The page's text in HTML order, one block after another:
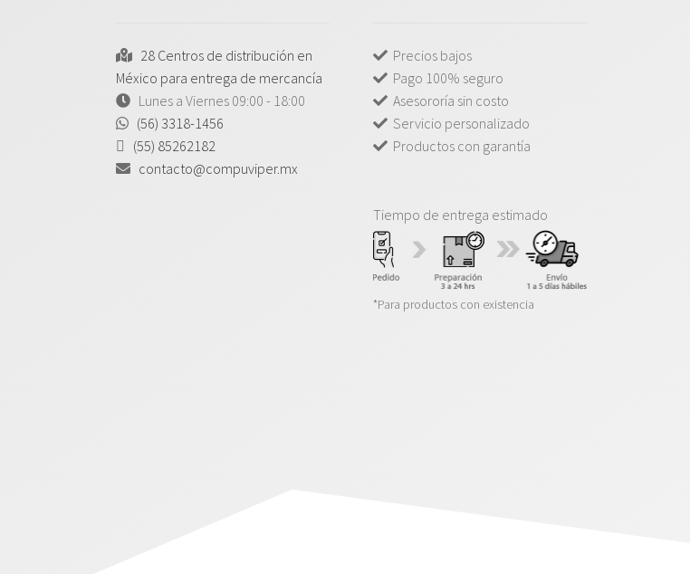
28 Centros de distribución en
México para entrega de mercancía
Lunes a Viernes 09:00 - 18:00
(56) 3318-1456
(55) 85262182
contacto@compuviper.mx
Precios bajos
Pago 100% seguro
Asesororía sin costo
Servicio personalizado
Productos con garantía
Tiempo de entrega estimado
*Para productos con existencia